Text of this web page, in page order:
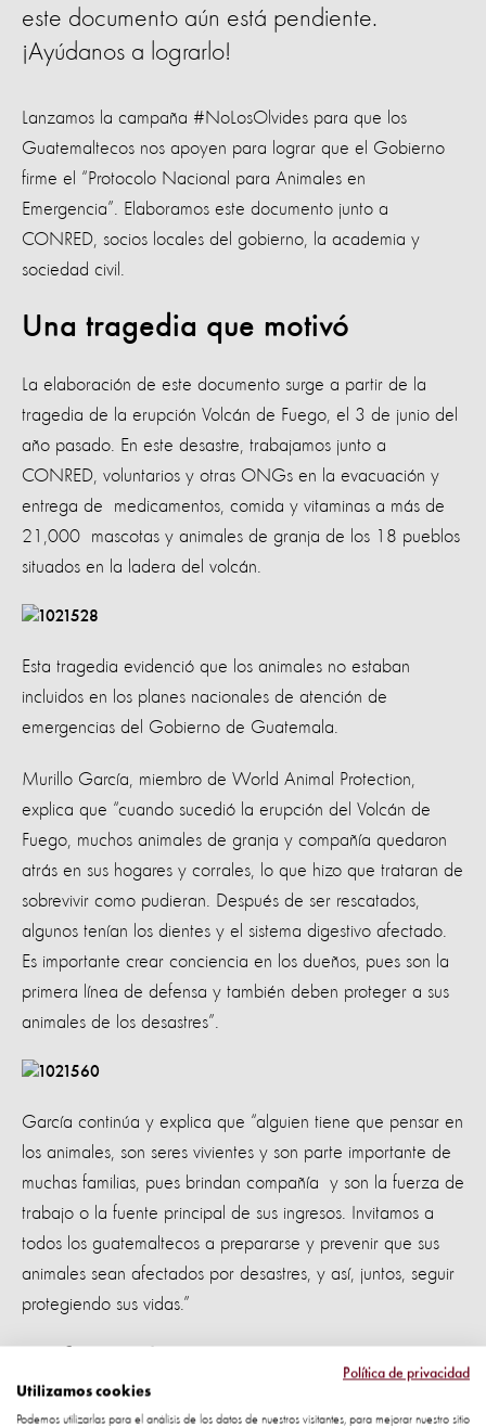
este documento aún está pendiente.
¡Ayúdanos a lograrlo!
Lanzamos la campaña #NoLosOlvides para que los
Guatemaltecos nos apoyen para lograr que el Gobierno
firme el “Protocolo Nacional para Animales en
Emergencia”. Elaboramos este documento junto a
CONRED, socios locales del gobierno, la academia y
sociedad civil.
Una tragedia que motivó
La elaboración de este documento surge a partir de la
tragedia de la erupción Volcán de Fuego, el 3 de junio del
año pasado. En este desastre, trabajamos junto a
CONRED, voluntarios y otras ONGs en la evacuación y
entrega de medicamentos, comida y vitaminas a más de
21,000 mascotas y animales de granja de los 18 pueblos
situados en la ladera del volcán.
Esta tragedia evidenció que los animales no estaban
incluidos en los planes nacionales de atención de
emergencias del Gobierno de Guatemala.
Murillo García, miembro de World Animal Protection,
explica que “cuando sucedió la erupción del Volcán de
Fuego, muchos animales de granja y compañía quedaron
atrás en sus hogares y corrales, lo que hizo que trataran de
sobrevivir como pudieran. Después de ser rescatados,
algunos tenían los dientes y el sistema digestivo afectado.
Es importante crear conciencia en los dueños, pues son la
primera línea de defensa y también deben proteger a sus
animales de los desastres”.
García continúa y explica que “alguien tiene que pensar en
los animales, son seres vivientes y son parte importante de
muchas familias, pues brindan compañía y son la fuerza de
trabajo o la fuente principal de sus ingresos. Invitamos a
todos los guatemaltecos a prepararse y prevenir que sus
animales sean afectados por desastres, y así, juntos, seguir
protegiendo sus vidas.”
La propuesta de protocolo que elaboramos establece
Política de privacidad
Utilizamos cookies
Podemos utilizarlas para el análisis de los datos de nuestros visitantes, para mejorar nuestro sitio